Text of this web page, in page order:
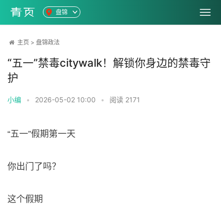
盘锦
主页 > 盘锦政法
“五一”禁毒citywalk！解锁你身边的禁毒守
护
小编 • 2026-05-02 10:00 • 阅读 2171
“五一”假期第一天
你出门了吗？
这个假期